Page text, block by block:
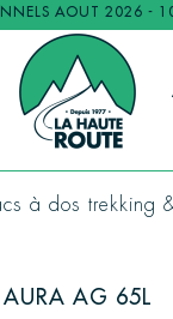
AOUT 2026 -
à dos trekking
AURA AG 65L